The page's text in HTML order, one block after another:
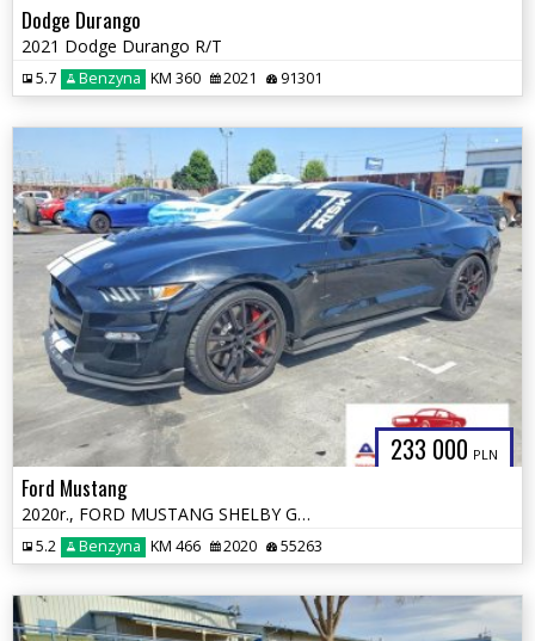
Dodge Durango
2021 Dodge Durango R/T
5.7 Benzyna KM 360 2021 91301
233 000 PLN
Ford Mustang
2020r., FORD MUSTANG SHELBY GT500, 5.2L, od ubezpieczalni
5.2 Benzyna KM 466 2020 55263